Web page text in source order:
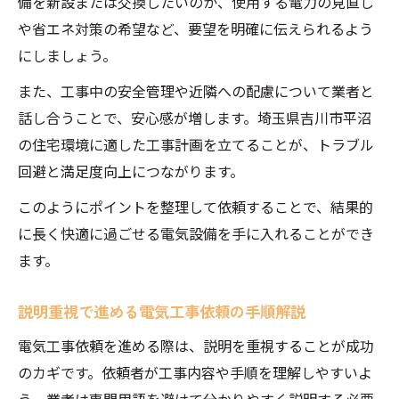
や省エネ対策の希望など、要望を明確に伝えられるよう
にしましょう。
また、工事中の安全管理や近隣への配慮について業者と
話し合うことで、安心感が増します。埼玉県吉川市平沼
の住宅環境に適した工事計画を立てることが、トラブル
回避と満足度向上につながります。
このようにポイントを整理して依頼することで、結果的
に長く快適に過ごせる電気設備を手に入れることができ
ます。
説明重視で進める電気工事依頼の手順解説
電気工事依頼を進める際は、説明を重視することが成功
のカギです。依頼者が工事内容や手順を理解しやすいよ